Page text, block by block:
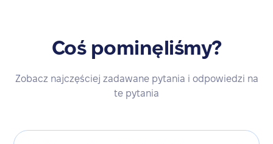
Coś pominęliśmy?
Zobacz najczęściej zadawane pytania i odpowiedzi na
te pytania